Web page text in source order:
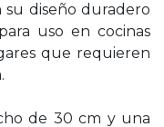
su diseño duradero
uso en cocinas
que requieren
de 30 cm y una